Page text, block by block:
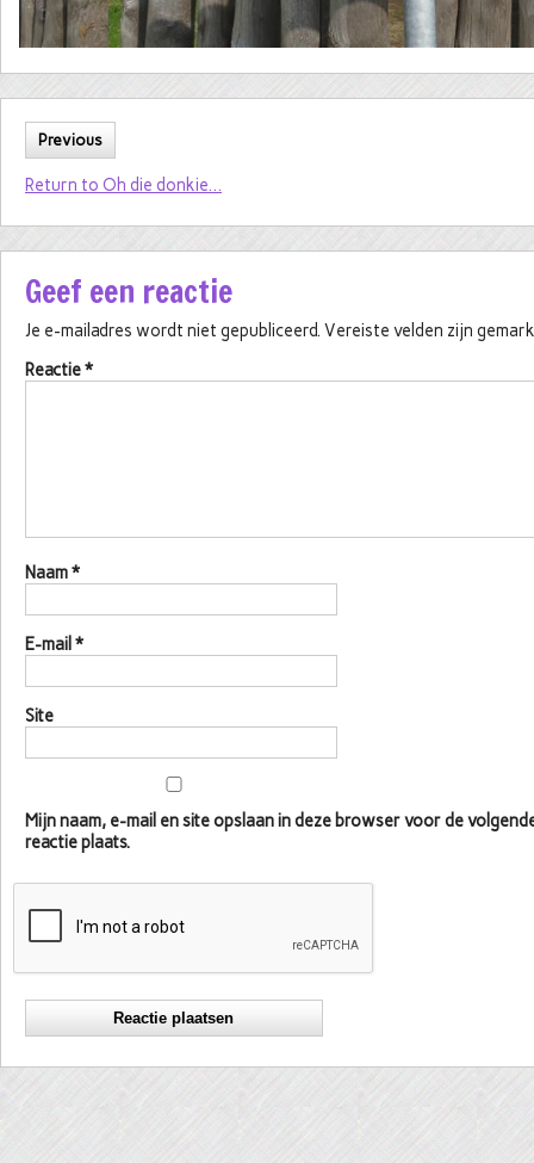
Previous
Return to Oh die donkie…
Geef een reactie
Je e-mailadres wordt niet gepubliceerd. Vereiste velden zijn
Reactie*
Naam*
E-mail *
Site
Mijn naam, e-mail en site opslaan in deze browser voor de
reactie plaats.